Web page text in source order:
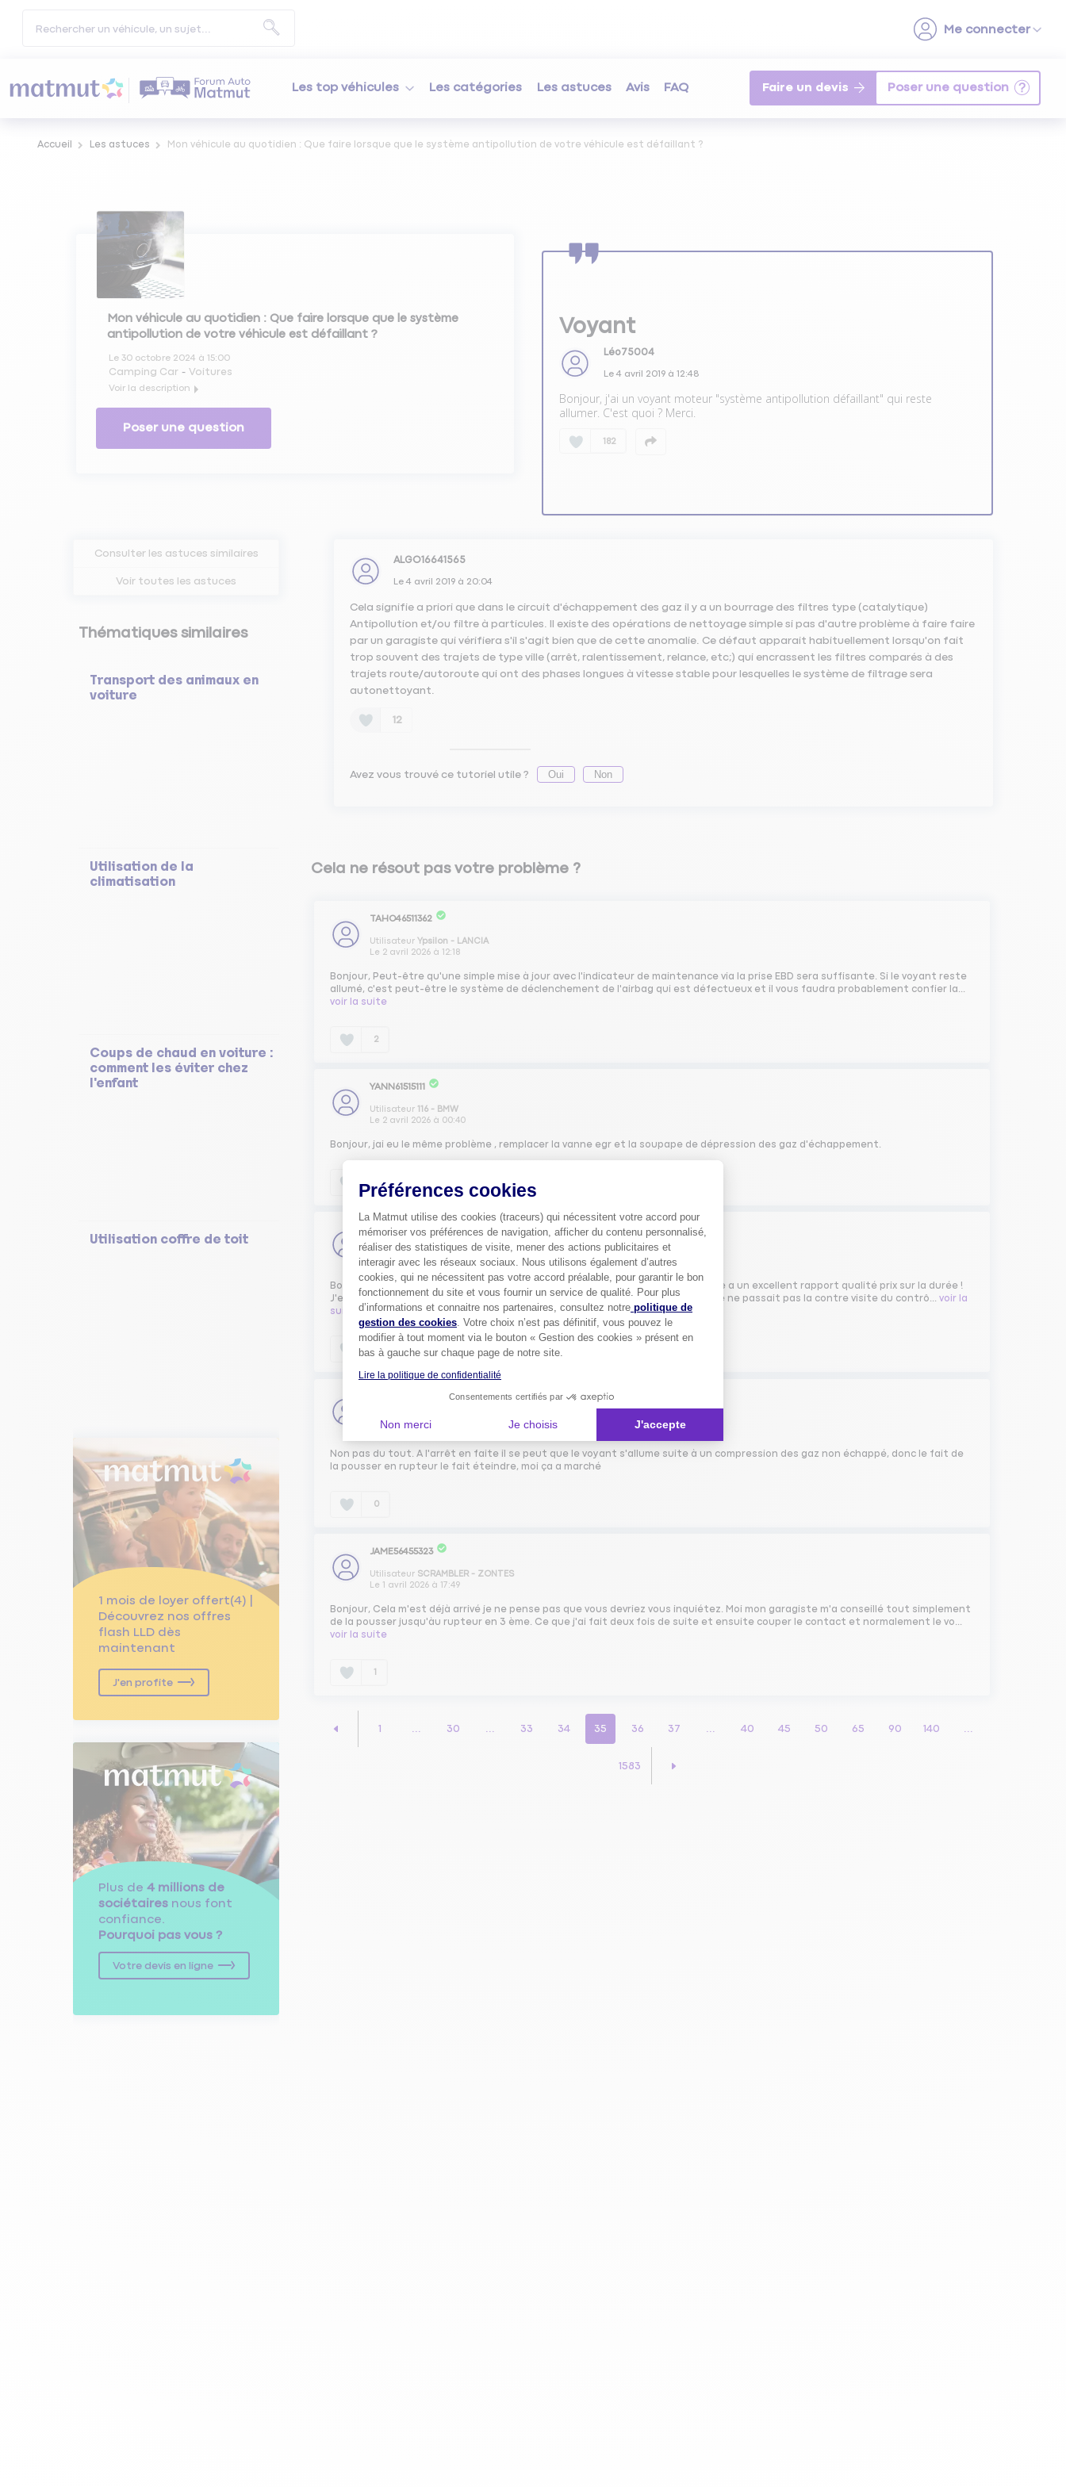
Les top véhicules Les catégories Les astuces Avis FAQ Faire un devis
Accueil Les astuces Mon véhicule au quotidien : Que faire lorsque que le système antipollution de votre véhicule est défaillant ?
Mon véhicule au quotidien : Que faire lorsque que le système
antipollution de votre véhicule est défaillant ?
Le 30 octobre 2024 à 15:00
Camping Car Voitures
Voir la description
Que faire lorsque le système antipollution de votre voiture est défaillant ?
Poser une question
Consulter les astuces similaires
Voir toutes les astuces
Thématiques similaires
Transport des animaux en
voiture
Utilisation de la
climatisation
Coups de chaud en voiture :
comment les éviter chez
l'enfant
Utilisation coffre de toit
Plus de 4 millions de
sociétaires nous font
confiance.
Pourquoi pas vous ?
Votre devis en ligne
1 mois de loyer offert(4) |
Découvrez nos offres
flash LLD dès
maintenant
J'en profite
Voyant
Léo75004
Le4 avril 2019 à 12:48
Bonjour, j'ai un voyant moteur "système antipollution défaillant" qui reste
allumer. C'est quoi ? Merci.
182
ALGO16641565
Le4 avril 2019 à 20:04
Cela signifie a priori que dans le circuit d'échappement des gaz il y a un bourrage des filtres type (catalytique)
Antipollution et/ou filtre à particules. Il existe des opérations de nettoyage simple si pas d'autre problème à faire faire
par un garagiste qui vérifiera s'il s'agit bien que de cette anomalie. Ce défaut apparait habituellement lorsqu'on fait
trop souvent des trajets de type ville (arrêt, ralentissement, relance, etc;) qui encrassent les filtres comparés à des
trajets route/autoroute qui ont des phases longues à vitesse stable pour lesquelles le système de filtrage sera
autonettoyant.
12
Avez vous trouvé ce tutoriel utile ? Oui Non
Cela ne résout pas votre problème ?
TAHO46511362
UtilisateurYpsilon - LANCIA
Le 2 avril 2026 à 12:18
Bonjour, Peut-être qu'une simple mise à jour avec l'indicateur de maintenance via la prise EBD sera suffisante. Si le voyant reste
allumé, c'est peut-être le système de déclenchement de l'airbag qui est défectueux et il vous faudra probablement confier la...
voir la suite
2
YANN61515111
Utilisateur 116 - BMW
Le 2 avril 2026 à 00:40
Bonjour, jai eu le même problème , remplacer la vanne egr et la soupape de dépression des gaz d'échappement.
FOUL64264621
UtilisateurAveo - CHEVROLET
Le1 avril 2026à 20:17
Bonjour, j'ai utilisé ma Chevrolet AVEO pendant quasi 15 ans, achetée neuve elle a un excellent rapport qualité prix sur la durée !
J'en étais très content et c'est à contre-coeur que j'ai dû m'en séparer car elle ne passait pas la contre visite du contrô...voir la
suite
Le1 avril 2026à
Non pas du tout. A l'arrêt en faite il se peut que le voyant s'allume suite à un compression des gaz non échappé, donc le fait de
la pousser en rupteur le fait éteindre, moi ça a marché
0
JAME56455323
Utilisateur SCRAMBLER - ZONTES
Le 1 avril 2026 à 17:49
Bonjour, Cela m'est déjà arrivé je ne pense pas que vous devriez vous inquiétez. Moi mon garagiste m'a conseillé tout simplement
de la pousser jusqu'àu rupteur en 3 ème. Ce que j'ai fait deux fois de suite et ensuite couper le contact et normalement le vo...
voir la suite
1
1 ... 30 ... 33 34 35 36 37 ... 40 45 50 65 90 140 ...
1583
Préférences cookies
La Matmut utilise des cookies (traceurs) qui nécessitent votre accord pour
mémoriser vos préférences de navigation, afficher du contenu personnalisé,
réaliser des statistiques de visite, mener des actions publicitaires et
interagir avec les réseaux sociaux. Nous utilisons également d’autres
cookies, qui ne nécessitent pas votre accord préalable, pour garantir le bon
fonctionnement du site et vous fournir un service de qualité. Pour plus
d’informations et connaitre nos partenaires, consultez notre politique de
gestion des cookies . Votre choix n’est pas définitif, vous pouvez le
modifier à tout moment via le bouton « Gestion des cookies » présent en
bas à gauche sur chaque page de notre site.
Lire la politique de confidentialité
Consentements certifiés par
Non merci Je choisis J'accepte
Axeptio consent